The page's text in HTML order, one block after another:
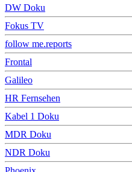
DW Doku
Fokus TV
follow me.reports
Frontal
Galileo
HR Fernsehen
Kabel 1 Doku
MDR Doku
NDR Doku